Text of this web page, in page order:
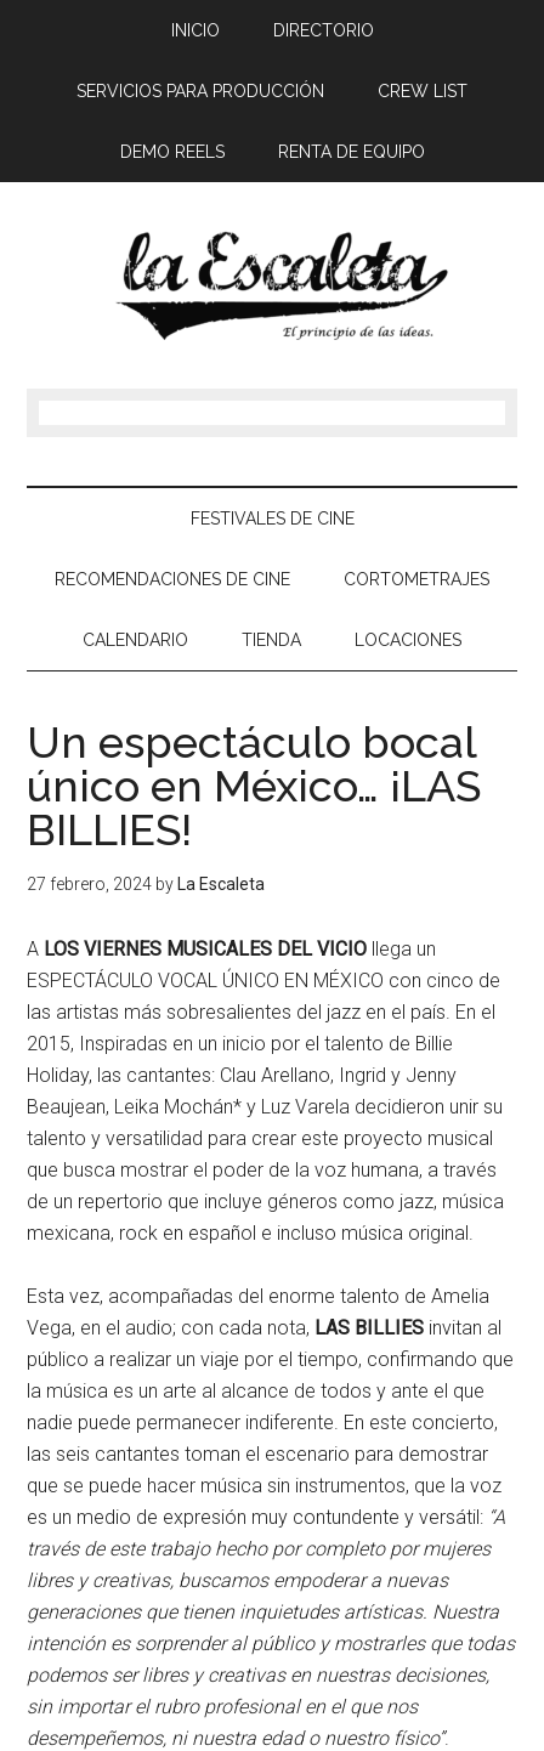
INICIO DIRECTORIO
SERVICIOS PARA PRODUCCIÓN CREW LIST
DEMO REELS RENTA DE EQUIPO
FESTIVALES DE CINE
RECOMENDACIONES DE CINE CORTOMETRAJES
CALENDARIO TIENDA LOCACIONES
Un espectáculo bocal
único en México… ¡LAS
BILLIES!
27 febrero, 2024 by La Escaleta
A LOS VIERNES MUSICALES DEL VICIO llega un
ESPECTÁCULO VOCAL ÚNICO EN MÉXICO con cinco de
las artistas más sobresalientes del jazz en el país. En el
2015, Inspiradas en un inicio por el talento de Billie
Holiday, las cantantes: Clau Arellano, Ingrid y Jenny
Beaujean, Leika Mochán* y Luz Varela decidieron unir su
talento y versatilidad para crear este proyecto musical
que busca mostrar el poder de la voz humana, a través
de un repertorio que incluye géneros como jazz, música
mexicana, rock en español e incluso música original.
Esta vez, acompañadas del enorme talento de Amelia
Vega, en el audio; con cada nota, LAS BILLIES invitan al
público a realizar un viaje por el tiempo, confirmando que
la música es un arte al alcance de todos y ante el que
nadie puede permanecer indiferente. En este concierto,
las seis cantantes toman el escenario para demostrar
que se puede hacer música sin instrumentos, que la voz
es un medio de expresión muy contundente y versátil: “A
través de este trabajo hecho por completo por mujeres
libres y creativas, buscamos empoderar a nuevas
generaciones que tienen inquietudes artísticas. Nuestra
intención es sorprender al público y mostrarles que todas
podemos ser libres y creativas en nuestras decisiones,
sin importar el rubro profesional en el que nos
desempeñemos, ni nuestra edad o nuestro físico”.